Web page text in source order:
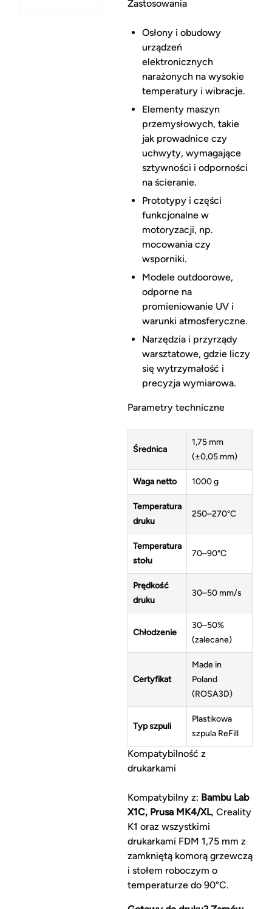
Zastosowania
Osłony i obudowy
urządzeń
elektronicznych
narażonych na wysokie
temperatury i wibracje.
Elementy maszyn
przemysłowych, takie
jak prowadnice czy
uchwyty, wymagające
sztywności i odporności
na ścieranie.
Prototypy i części
funkcjonalne w
motoryzacji, np.
mocowania czy
wsporniki.
Modele outdoorowe,
odporne na
promieniowanie UV i
warunki atmosferyczne.
Narzędzia i przyrządy
warsztatowe, gdzie liczy
się wytrzymałość i
precyzja wymiarowa.
Parametry techniczne
Średnica
1,75 mm
(±0,05 mm)
Waga netto 1000 g
Temperatura
druku
250–270°C
Temperatura
stołu
70–90°C
Prędkość
druku
30–50 mm/s
Chłodzenie
30–50%
(zalecane)
Certyfikat
Made in
Poland
(ROSA3D)
Typ szpuli
Plastikowa
szpula ReFill
Kompatybilność z
drukarkami
Kompatybilny z: Bambu Lab
X1C, Prusa MK4/XL, Creality
K1 oraz wszystkimi
drukarkami FDM 1,75 mm z
zamkniętą komorą grzewczą
i stołem roboczym o
temperaturze do 90°C.